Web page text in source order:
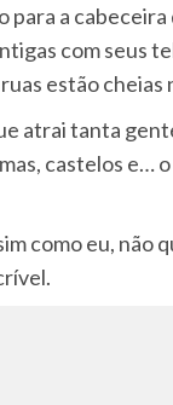
para a
com seus
estão cheias
atrai tanta
castelos e…
como eu, não